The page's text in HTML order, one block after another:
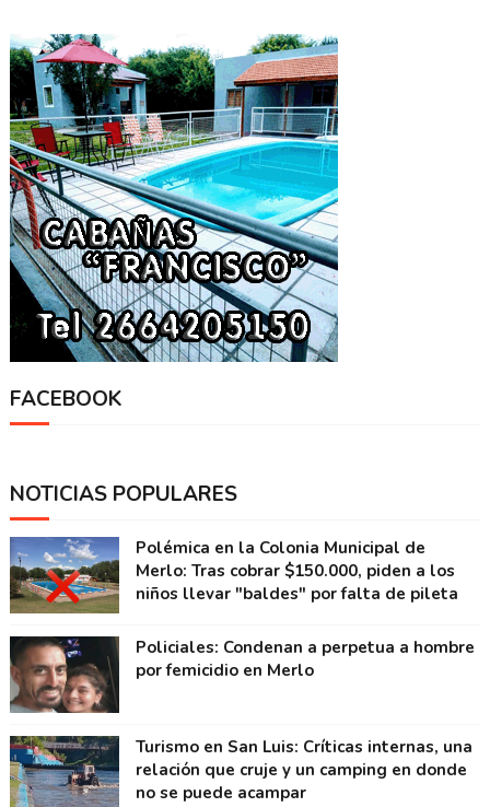
FACEBOOK
NOTICIAS POPULARES
Polémica en la Colonia Municipal de
Merlo: Tras cobrar $150.000, piden a los
niños llevar "baldes" por falta de pileta
Policiales: Condenan a perpetua a hombre
por femicidio en Merlo
Turismo en San Luis: Críticas internas, una
relación que cruje y un camping en donde
no se puede acampar